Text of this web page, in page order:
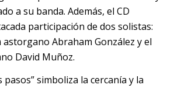
a su banda. Además, el CD
participación de dos solistas:
Abraham González y el
David Muñoz.
pasos” simboliza la cercanía y la